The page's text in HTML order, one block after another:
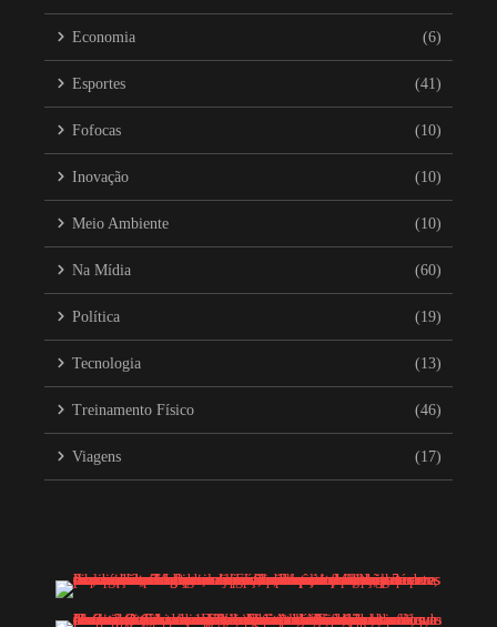
Economia (6)
Esportes (41)
Fofocas (10)
Inovação (10)
Meio Ambiente (10)
Na Mídia (60)
Política (19)
Tecnologia (13)
Treinamento Físico (46)
Viagens (17)